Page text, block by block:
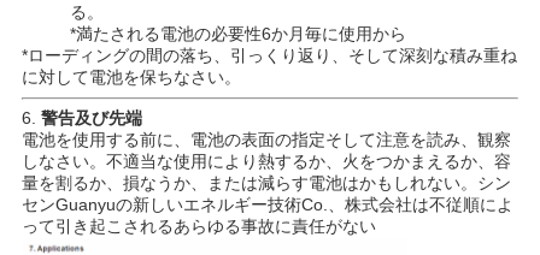
る。
*満たされる電池の必要性6か月毎に使用から
*ローディングの間の落ち、引っくり返り、そして深刻な積み重ね
に対して電池を保ちなさい。
6. 警告及び先端
電池を使用する前に、電池の表面の指定そして注意を読み、観察
しなさい。不適当な使用により熱するか、火をつかまえるか、容
量を割るか、損なうか、または減らす電池はかもしれない。シン
センGuanyuの新しいエネルギー技術Co.、株式会社は不従順によ
って引き起こされるあらゆる事故に責任がない